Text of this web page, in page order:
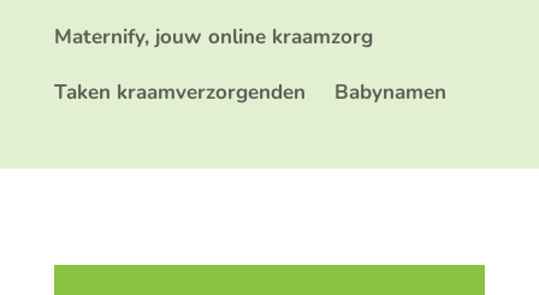
Maternify, jouw online kraamzorg
Taken kraamverzorgenden
Babynamen